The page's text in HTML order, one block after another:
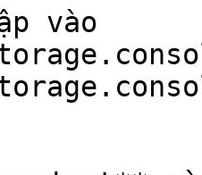
vào